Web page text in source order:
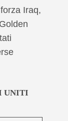
Iraq,
UNITI